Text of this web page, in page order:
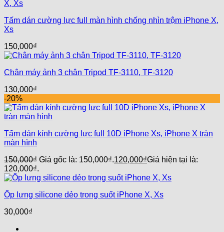
Tấm dán cường lực full màn hình chống nhìn trộm iPhone X,
Xs
150,000₫
Chân máy ảnh 3 chân Tripod TF-3110, TF-3120
130,000₫
-20%
Tấm dán kính cường lực full 10D iPhone Xs, iPhone X tràn
màn hình
150,000₫ Giá gốc là: 150,000₫.120,000₫Giá hiện tại là:
120,000₫.
Ốp lưng silicone dẻo trong suốt iPhone X, Xs
30,000₫